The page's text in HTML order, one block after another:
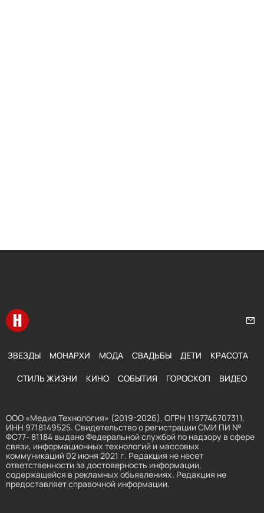
Перейти на главную
ЗВЕЗДЫ МОНАРХИ МОДА СВАДЬБЫ ДЕТИ КРАСОТА
СТИЛЬ ЖИЗНИ КИНО СОБЫТИЯ ГОРОСКОП ВИДЕО
ООО «Медиа Технология» (2019-2026). ОГРН 1197746707311,
ИНН 9718149525. Свидетельство о регистрации СМИ ПИ №
ФС77- 81184 выдано Федеральной службой по надзору в сфере
связи, информационных технологий и массовых
коммуникаций 02 июня 2021 г. Редакция не несет
ответственности за достоверность информации,
содержащейся в рекламных объявлениях. Редакция не
предоставляет справочной информации.